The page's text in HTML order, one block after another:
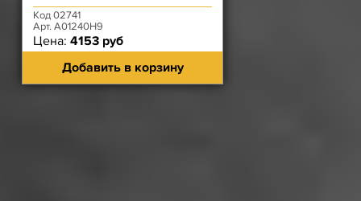
Код 02741
Арт. A01240H9
Цена: 4153 руб
Добавить в корзину